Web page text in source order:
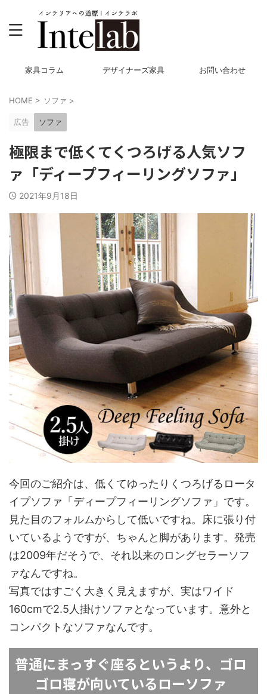
家具コラム デザイナーズ家具 お問い合わせ
HOME > ソファ >
広告 ソファ
極限まで低くてくつろげる人気ソフ
ァ「ディープフィーリングソファ」
2021年9月18日
今回のご紹介は、低くてゆったりくつろげるロータ
イプソファ「ディープフィーリングソファ」です。
見た目のフォルムからして低いですね。床に張り付
いているようですが、ちゃんと脚があります。発売
は2009年だそうで、それ以来のロングセラーソフ
ァなんですね。
写真ではすごく大きく見えますが、実はワイド
160cmで2.5人掛けソファとなっています。意外と
コンパクトなソファなんです。
普通にまっすぐ座るというより、ゴロ
ゴロ寝が向いているローソファ